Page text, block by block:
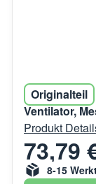
Originalteil
Ventilator,
Produkt
73,79
8-15